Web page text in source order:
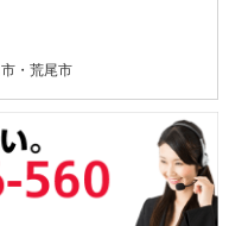
・荒尾市